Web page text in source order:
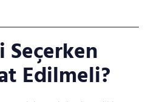
Seçerken
Edilmeli?